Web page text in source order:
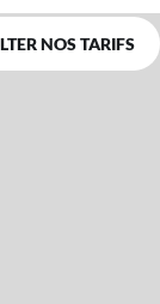
NOS TARIFS